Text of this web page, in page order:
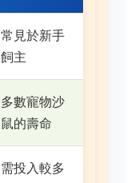
常見於新手
飼主
多數寵物沙
鼠的壽命
需投入較多